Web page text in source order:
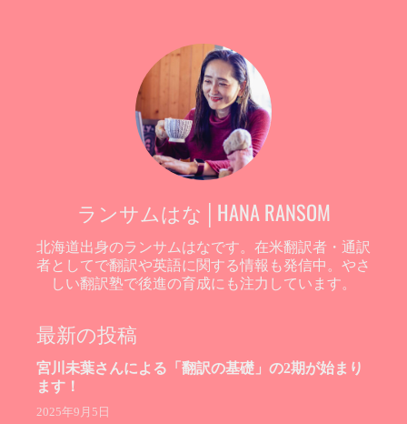
ランサムはな│HANA RANSOM
北海道出身のランサムはなです。在米翻訳者・通訳
者としてで翻訳や英語に関する情報も発信中。やさ
しい翻訳塾で後進の育成にも注力しています。
最新の投稿
宮川未葉さんによる「翻訳の基礎」の2期が始まり
ます！
2025年9月5日